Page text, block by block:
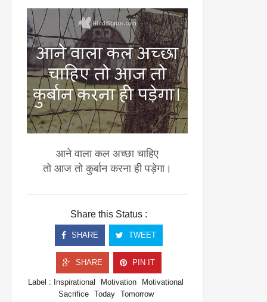
आने वाला कल अच्छा चाहिए
तो आज तो कुर्बान करना ही पड़ेगा।
Share this Status :
SHARE TWEET
SHARE PIN IT
Label : Inspirational Motivation
Motivational
Sacrifice
Today Tomorrow